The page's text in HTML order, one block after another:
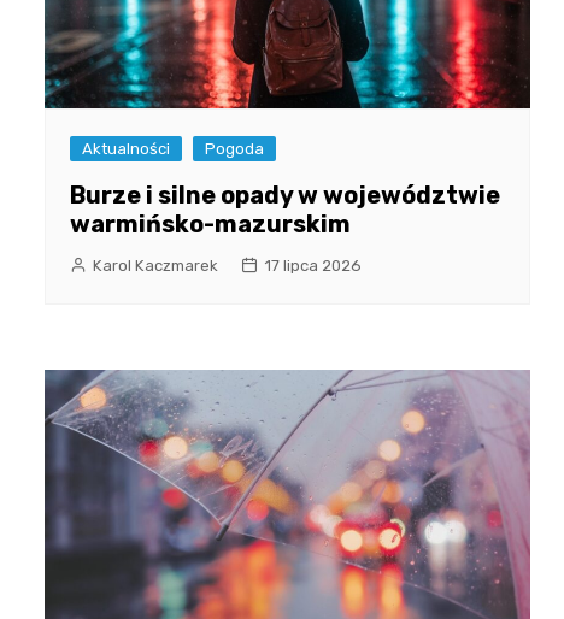
Aktualności Pogoda
Burze i silne opady w województwie
warmińsko-mazurskim
Karol Kaczmarek 17 lipca 2026